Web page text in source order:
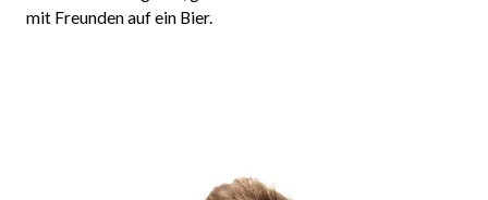
mit Freunden auf ein Bier.